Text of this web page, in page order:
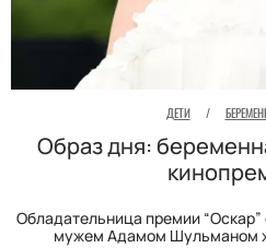
ДЕТИ /
Образ дня:
Обладательница премии
мужем Адамом Шульманом